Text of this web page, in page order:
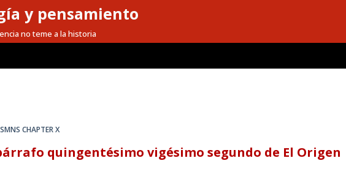
y pensamiento
no teme a la historia
CHAPTER X
quingentésimo vigésimo segundo de El Origen